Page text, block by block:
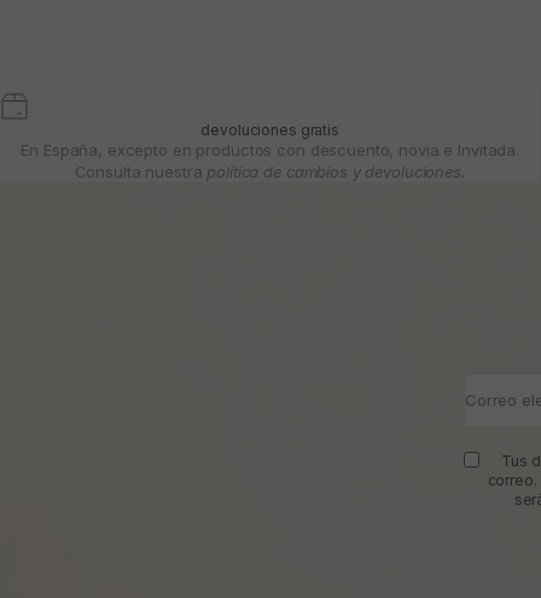
devoluciones gratis
En España, excepto en productos con descuento, novia e Invitada.
Consulta nuestra política de cambios y devoluciones.
Correo
Tus